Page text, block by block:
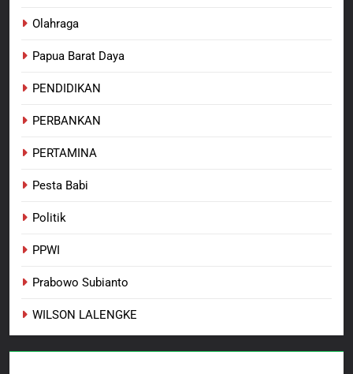
Olahraga
Papua Barat Daya
PENDIDIKAN
PERBANKAN
PERTAMINA
Pesta Babi
Politik
PPWI
Prabowo Subianto
WILSON LALENGKE